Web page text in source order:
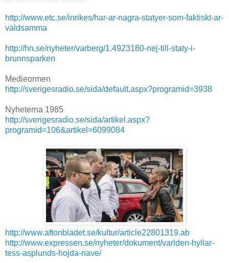
http://www.etc.se/inrikes/har-ar-nagra-statyer-som-faktiskt-ar-
valdsamma
http://hn.se/nyheter/varberg/1.4923180-nej-till-staty-i-
brunnsparken
Medieormen
http://sverigesradio.se/sida/default.aspx?programid=3938
Nyheterna 1985
http://sverigesradio.se/sida/artikel.aspx?
programid=106&artikel=6099084
http://www.aftonbladet.se/kultur/article22801319.ab
http://www.expressen.se/nyheter/dokument/varlden-hyllar-
tess-asplunds-hojda-nave/